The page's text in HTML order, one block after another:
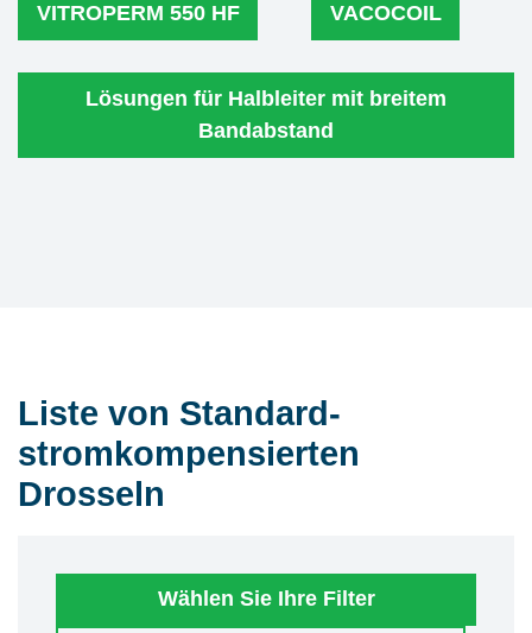
VITROPERM 550 HF VACOCOIL
Lösungen für Halbleiter mit breitem
Bandabstand
Liste von Standard-
stromkompensierten
Drosseln
Wählen Sie Ihre Filter